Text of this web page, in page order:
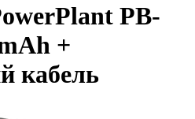
PB-
+
кабель